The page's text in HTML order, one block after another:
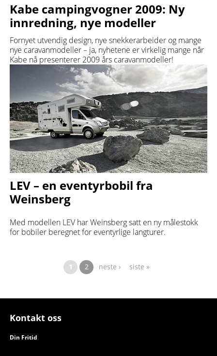
Kabe campingvogner 2009: Ny
innredning, nye modeller
Fornyet utvendig design, nye snekkerarbeider og mange
nye caravanmodeller – ja, nyhetene er virkelig mange når
Kabe nå presenterer 2009 års caravanmodeller!
LEV – en eventyrbobil fra
Weinsberg
Med modellen LEV har Weinsberg satt en ny målestokk
for bobiler beregnet for eventyrlige langturer.
1 2 neste › siste »
Kontakt oss
Din Fritid